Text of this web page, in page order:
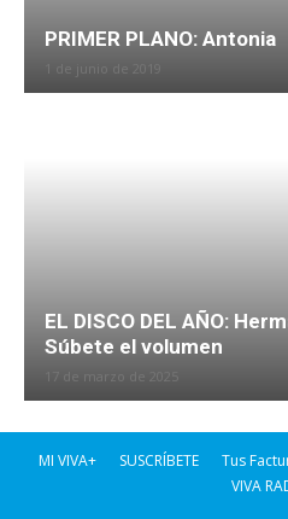
PRIMER PLANO: Antonia
1 de junio de 2019
EL DISCO DEL AÑO:
Súbete el volumen
17 de marzo de 2025
MI VIVA+ SUSCRÍBETE Tus
VIVA